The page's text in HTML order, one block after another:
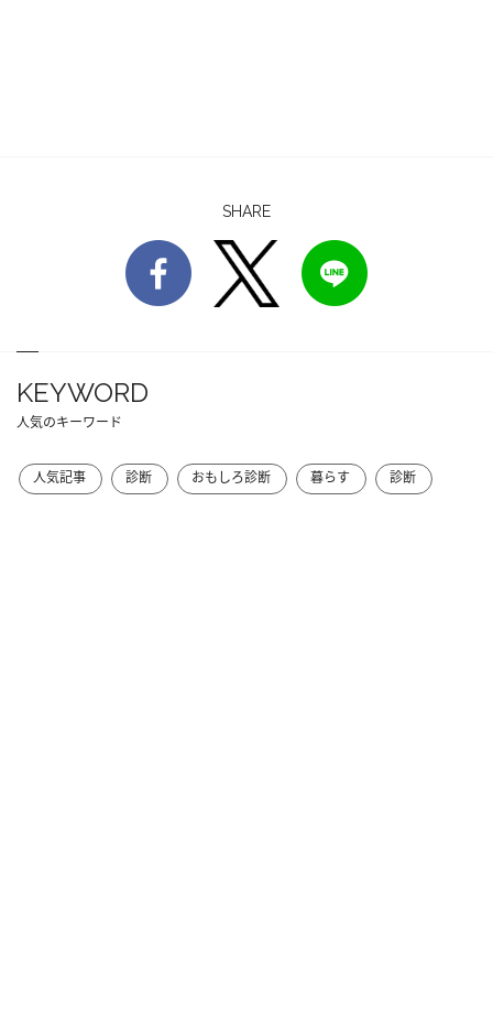
SHARE
KEYWORD
人気のキーワード
人気記事 診断 おもしろ診断 暮らす 診断